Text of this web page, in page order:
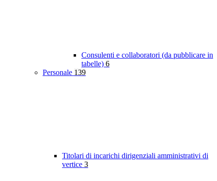
Consulenti e collaboratori (da pubblicare in
tabelle) 6
Personale 139
Titolari di incarichi dirigenziali amministrativi di
vertice 3